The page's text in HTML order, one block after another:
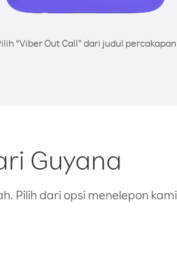
“Viber Out Call” dari judul percakapan
Guyana
Pilih dari opsi menelepon kami